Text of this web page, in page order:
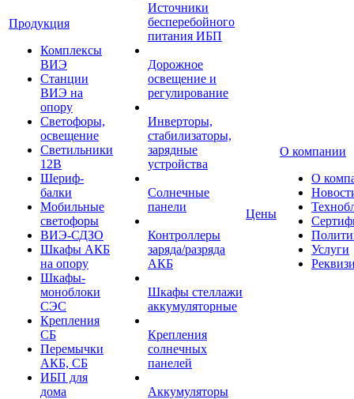
Продукция
Комплексы
ВИЭ
Станции
ВИЭ на
опору
Светофоры,
освещение
Светильники
12В
Шериф-
балки
Мобильные
светофоры
ВИЭ-СДЗО
Шкафы АКБ
на опору
Шкафы-
моноблоки
СЭС
Крепления
СБ
Перемычки
АКБ, СБ
ИБП для
дома
Источники
бесперебойного
питания ИБП
Дорожное
освещение и
регулирование
Инверторы,
стабилизаторы,
зарядные
устройства
Солнечные
панели
Контроллеры
заряда/разряда
АКБ
Шкафы стеллажи
аккумуляторные
Крепления
солнечных
панелей
Аккумуляторы
Цены
О компании
О
Услуги